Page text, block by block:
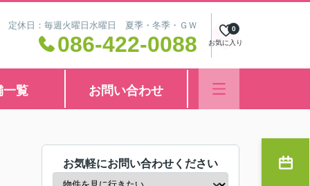
定休日：毎週火曜日水曜日 夏季・冬季・ＧＷ
086-422-0088 お気に入り
0
一覧 お問い合わせ
お気軽にお問い合わせください